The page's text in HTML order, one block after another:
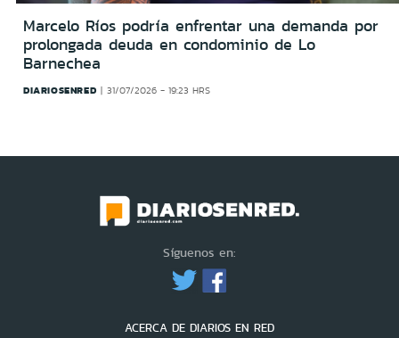
Marcelo Ríos podría enfrentar una demanda por
prolongada deuda en condominio de Lo
Barnechea
DIARIOSENRED 31/07/2026 - 19:23 HRS
Síguenos en:
ACERCA DE DIARIOS EN RED